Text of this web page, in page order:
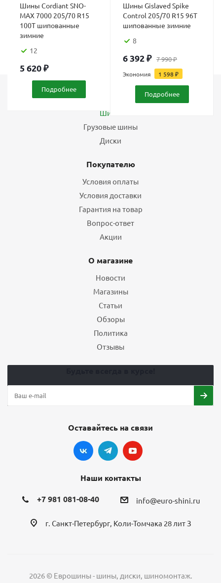
Шины Cordiant SNO-
MAX 7000 205/70 R15
100T шипованные
зимние
12
5 620₽
Подробнее
Шины Gislaved Spike
Control 205/70 R15 96T
шипованные зимние
8
6 392 ₽ 7 990₽
Экономия 1 598 ₽
Подробнее
Шины
Грузовые шины
Диски
Покупателю
Условия оплаты
Условия доставки
Гарантия на товар
Вопрос-ответ
Акции
О магазине
Новости
Магазины
Статьи
Обзоры
Политика
Отзывы
Оставайтесь на связи
Наши контакты
+7 981 081-08-40 info@euro-shini.ru
г. Санкт-Петербург, Коли-Томчака 28 лит З
2026 © Еврошины - шины, диски, шиномонтаж.